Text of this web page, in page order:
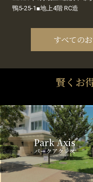
鴨5-25-1■地上4階 RC造
すべての
賢くお
Park Axis
パークアクシス